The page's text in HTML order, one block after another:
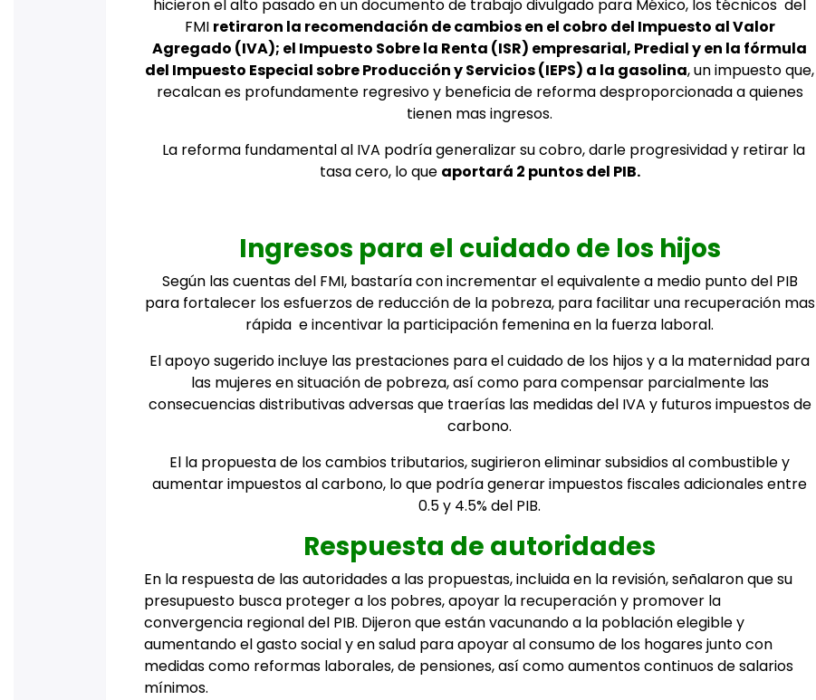
hicieron el alto pasado en un documento de trabajo divulgado para México, los técnicos del
FMI retiraron la recomendación de cambios en el cobro del Impuesto al Valor
Agregado (IVA); el Impuesto Sobre la Renta (ISR) empresarial, Predial y en la fórmula
del Impuesto Especial sobre Producción y Servicios (IEPS) a la gasolina, un impuesto que,
recalcan es profundamente regresivo y beneficia de reforma desproporcionada a quienes
tienen mas ingresos.
La reforma fundamental al IVA podría generalizar su cobro, darle progresividad y retirar la
tasa cero, lo que aportará 2 puntos del PIB.
Ingresos para el cuidado de los hijos
Según las cuentas del FMI, bastaría con incrementar el equivalente a medio punto del PIB
para fortalecer los esfuerzos de reducción de la pobreza, para facilitar una recuperación mas
rápida e incentivar la participación femenina en la fuerza laboral.
El apoyo sugerido incluye las prestaciones para el cuidado de los hijos y a la maternidad para
las mujeres en situación de pobreza, así como para compensar parcialmente las
consecuencias distributivas adversas que traerías las medidas del IVA y futuros impuestos de
carbono.
El la propuesta de los cambios tributarios, sugirieron eliminar subsidios al combustible y
aumentar impuestos al carbono, lo que podría generar impuestos fiscales adicionales entre
0.5 y 4.5% del PIB.
Respuesta de autoridades
En la respuesta de las autoridades a las propuestas, incluida en la revisión, señalaron que su
presupuesto busca proteger a los pobres, apoyar la recuperación y promover la
convergencia regional del PIB. Dijeron que están vacunando a la población elegible y
aumentando el gasto social y en salud para apoyar al consumo de los hogares junto con
medidas como reformas laborales, de pensiones, así como aumentos continuos de salarios
mínimos.